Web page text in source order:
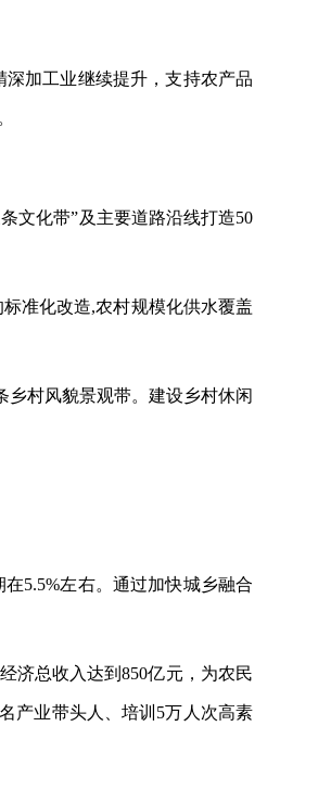
加工业继续提升，支持农产品
文化带”及主要道路沿线打造50
准化改造,农村规模化供水覆盖
乡村风貌景观带。建设乡村休闲
5.5%左右。通过加快城乡融合
济总收入达到850亿元，为农民
产业带头人、培训5万人次高素